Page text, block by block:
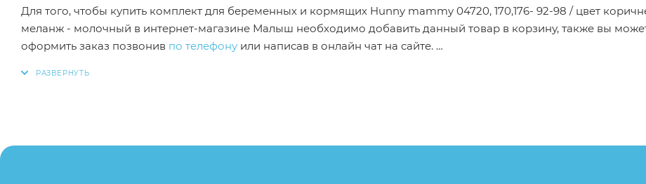
Для того, чтобы купить комплект для беременных и кормящих Hunny mammy 04720, 170,176- 92-98 / цвет
меланж - молочный в интернет-магазине Малыш необходимо добавить данный товар в корзину, также вы
оформить заказ позвонив по телефону или написав в онлайн чат на сайте.